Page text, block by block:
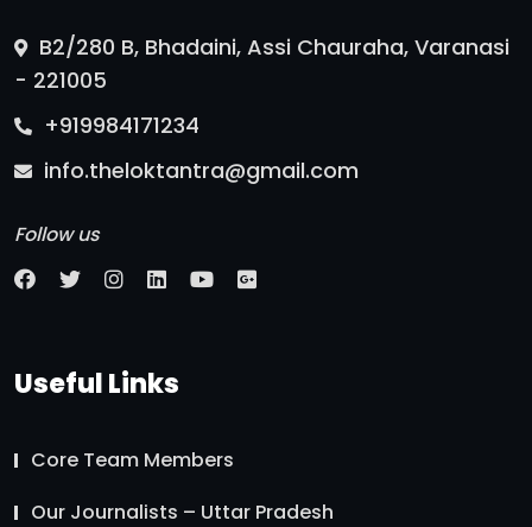
B2/280 B, Bhadaini, Assi Chauraha, Varanasi
- 221005
+919984171234
info.theloktantra@gmail.com
Follow us
Useful Links
Core Team Members
Our Journalists – Uttar Pradesh